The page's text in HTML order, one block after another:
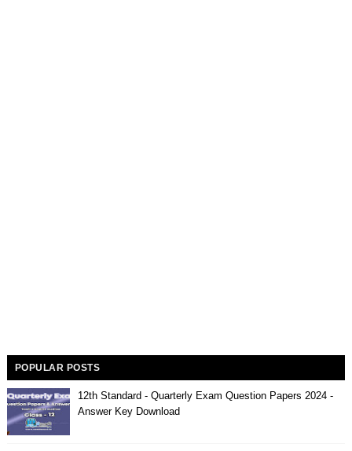
POPULAR POSTS
12th Standard - Quarterly Exam Question Papers 2024 -
Answer Key Download